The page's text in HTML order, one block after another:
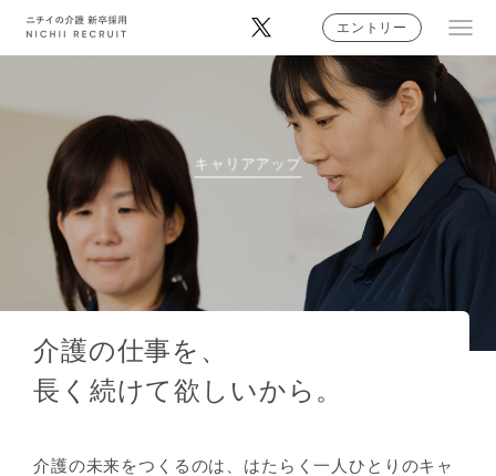
エントリー
ニチイの想い
ニチイではたらく人
あなたの地域ではたらく
介護のお仕事・キャリア
早わかりニチイの介護
キャリアアップ
介護の仕事を、
長く続けて欲しいから。
介護の未来をつくるのは、はたらく一人ひとりのキャ